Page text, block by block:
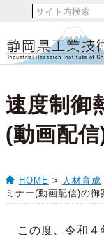
速度制御
(動画配
HOME > 人材育成
ミナー(動画配信)の御
この度、令和４